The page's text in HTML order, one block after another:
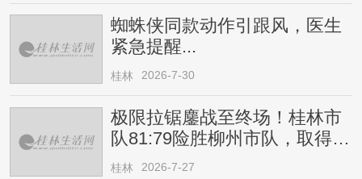
蜘蛛侠同款动作引跟风，医生
紧急提醒...
桂林 2026-7-30
极限拉锯鏖战至终场！桂林市
队81:79险胜柳州市队，取得四
连胜
桂林 2026-7-27